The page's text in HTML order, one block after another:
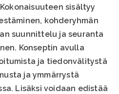
sisältyy
kohderyhmän
suunnittelu ja seuranta
Konseptin avulla
ja tiedonvälitystä
ja ymmärrystä
Lisäksi voidaan edistää